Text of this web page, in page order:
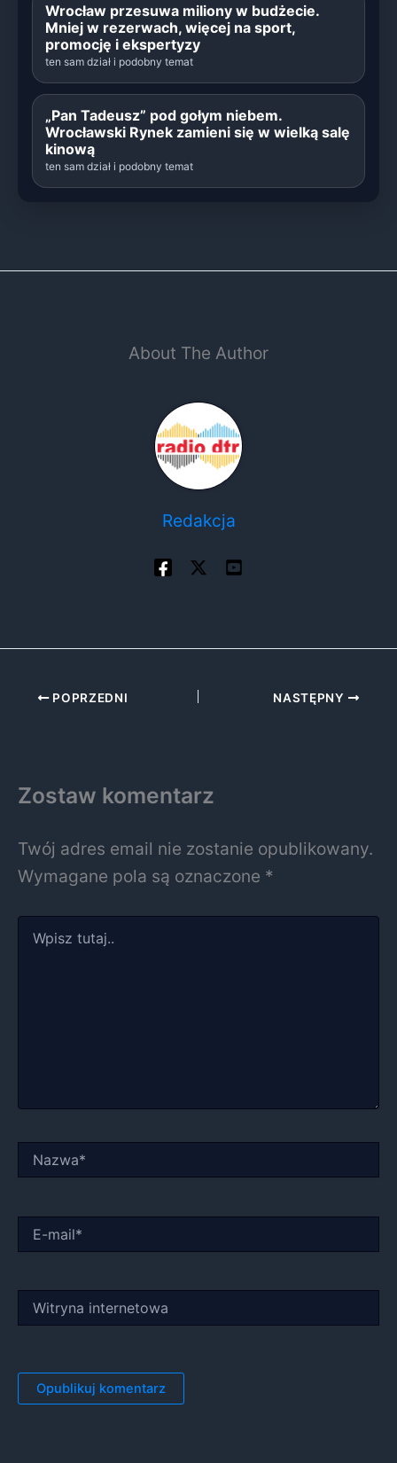
Wrocław przesuwa miliony w budżecie.
Mniej w rezerwach, więcej na sport,
promocję i ekspertyzy
ten sam dział i podobny temat
„Pan Tadeusz” pod gołym niebem.
Wrocławski Rynek zamieni się w wielką salę
kinową
ten sam dział i podobny temat
About The Author
Redakcja
POPRZEDNI NASTĘPNY
Zostaw komentarz
Twój adres email nie zostanie opublikowany.
Wymagane pola są oznaczone *
tutaj..
mail*
internetowa